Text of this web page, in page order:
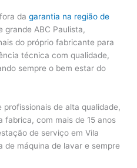
dagarantia na região de
grande ABC Paulista,
do próprio fabricante para
técnica com qualidade,
sempre o bem estar do
de alta qualidade,
fabrica, com mais de 15 anos
de serviço em Vila
de máquina de lavar e sempre